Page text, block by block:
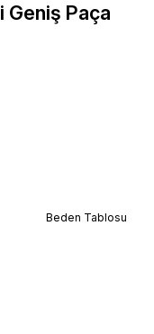
Geniş Paça
Beden Tablosu